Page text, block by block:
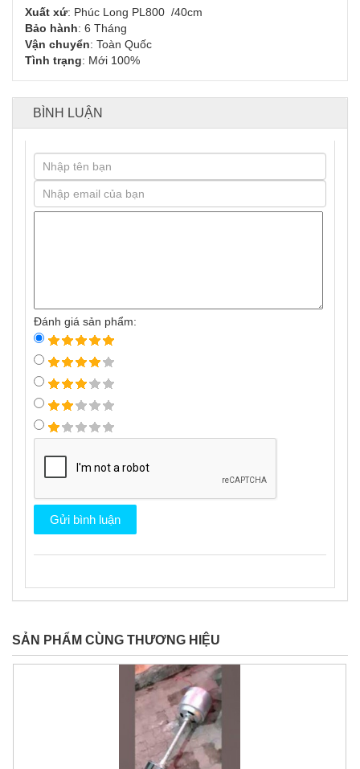
Xuất xứ: Phúc Long PL800 /40cm
Bảo hành: 6 Tháng
Vận chuyển: Toàn Quốc
Tình trạng: Mới 100%
BÌNH LUẬN
Đánh giá sản phẩm:
SẢN PHẨM CÙNG THƯƠNG HIỆU